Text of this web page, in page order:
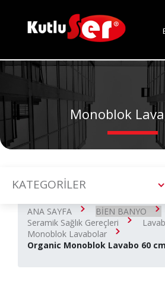
Monoblok
KATEGORİLER
ANA SAYFA
BİEN BANYO
Seramik Sağlık Gereçleri
Monoblok Lavabolar
Organic Monoblok Lavabo 60 cm